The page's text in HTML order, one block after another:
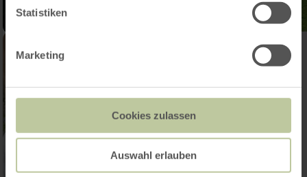
Statistiken
Marketing
Cookies zulassen
Auswahl erlauben